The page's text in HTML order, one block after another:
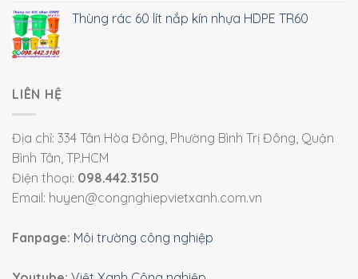
Thùng rác 60 lít nắp kín nhựa HDPE TR60
LIÊN HỆ
Địa chỉ: 334 Tân Hòa Đông, Phường Bình Trị Đông, Quận
Bình Tân, TP.HCM
Điện thoại: 098.442.3150
Email: huyen@congnghiepvietxanh.com.vn
Fanpage: Môi trường công nghiệp